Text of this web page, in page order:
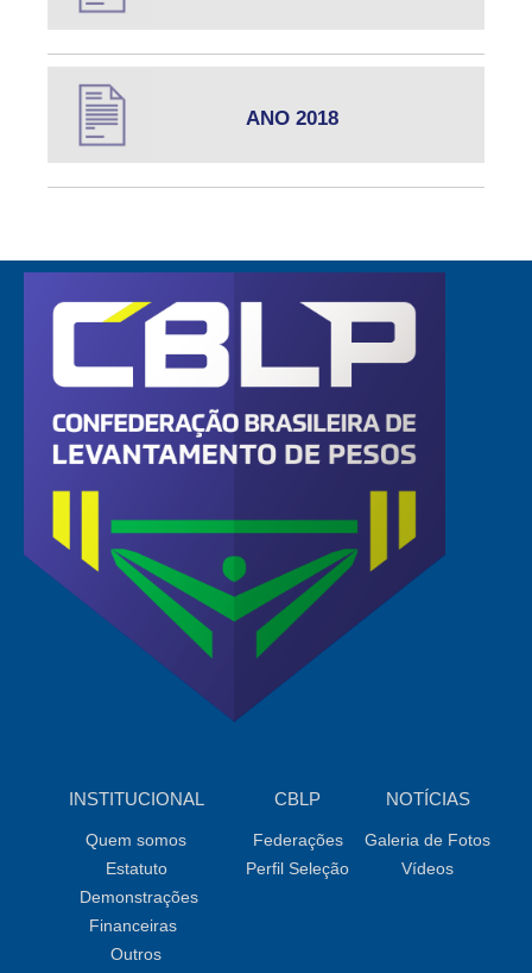
ANO 2018
INSTITUCIONAL
Quem somos
Estatuto
Demonstrações
Financeiras
Outros
CBLP
Federações
Perfil Seleção
NOTÍCIAS
Galeria de Fotos
Vídeos